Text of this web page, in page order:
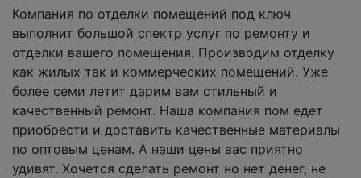
Компания по отделки помещений под ключ
выполнит большой спектр услуг по ремонту и
отделки вашего помещения. Производим отделку
как жилых так и коммерческих помещений. Уже
более семи летит дарим вам стильный и
качественный ремонт. Наша компания пом едет
приобрести и доставить качественные материалы
по оптовым ценам. А наши цены вас приятно
удивят. Хочется сделать ремонт но нет денег, не